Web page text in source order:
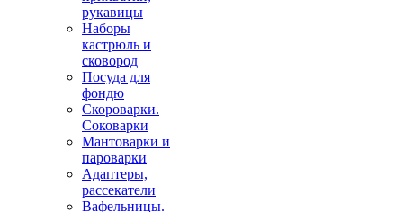
рукавицы
Наборы
кастрюль и
сковород
Посуда для
фондю
Скороварки.
Соковарки
Мантоварки и
пароварки
Адаптеры,
рассекатели
Вафельницы.